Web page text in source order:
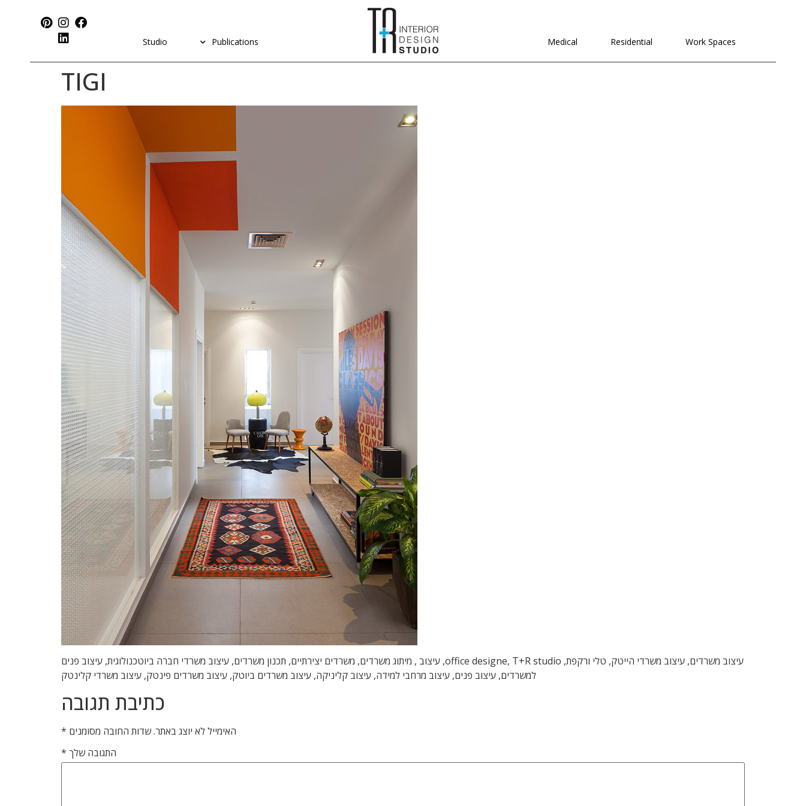
Work Spaces
Residential
Medical
Publications
Studio
TIGI
עיצוב משרדים, עיצוב משרדי הייטק, טלי ורקפת, office designe, T+R studio, עיצוב , מיתוג משרדים, משרדים יצירתיים, תכנון משרדים, עיצוב משרדי חברה ביוטכנולוגית, עיצוב פנים
למשרדים, עיצוב פנים, עיצוב מרחבי למידה, עיצוב קליניקה, עיצוב משרדים ביוטק, עיצוב משרדים פינטק, עיצוב משרדי קלינטק
כתיבת תגובה
האימייל לא יוצג באתר.שדות החובה מסומנים *
התגובה שלך *